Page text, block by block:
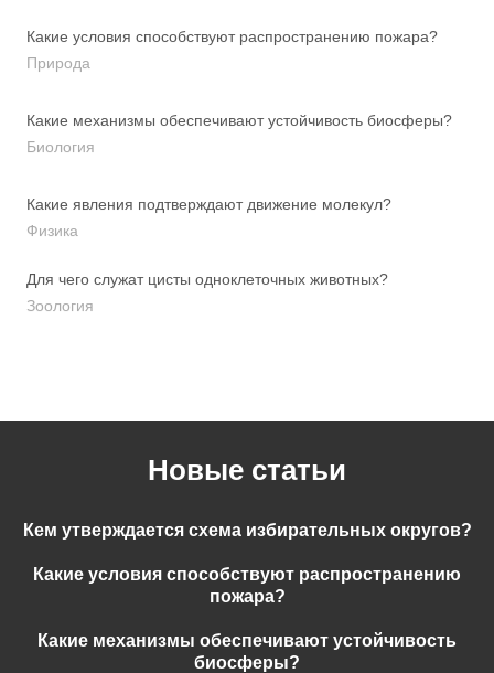
Какие условия способствуют распространению пожара?
Природа
Какие механизмы обеспечивают устойчивость биосферы?
Биология
Какие явления подтверждают движение молекул?
Физика
Для чего служат цисты одноклеточных животных?
Зоология
Новые статьи
Кем утверждается схема избирательных округов?
Какие условия способствуют распространению
пожара?
Какие механизмы обеспечивают устойчивость
биосферы?